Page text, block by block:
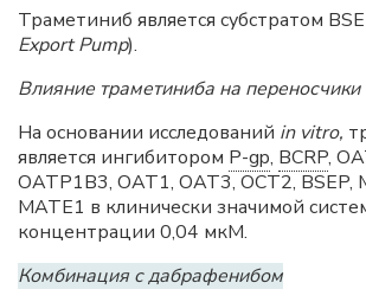
Траметиниб является субстратом
Export Pump).
Влияние траметиниба на переносчики
На основании исследований in vitro,
является ингибитором P-gp, BCRP,
OATP1B3, OAT1, OAT3, OCT2, BSEP,
MATE1 в клинически значимой
концентрации 0,04 мкМ.
Комбинация с дабрафенибом